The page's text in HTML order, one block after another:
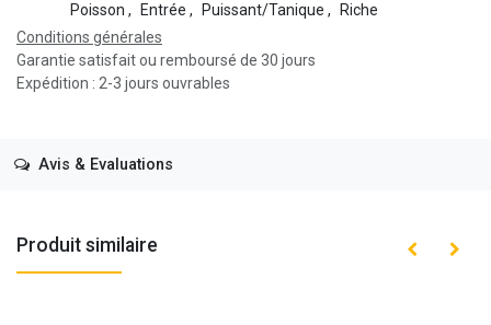
Poisson , Entrée , Puissant/Tanique ,
Riche
Conditions générales
Garantie satisfait ou remboursé de 30 jours
Expédition : 2-3 jours ouvrables
Avis & Evaluations
Produit similaire